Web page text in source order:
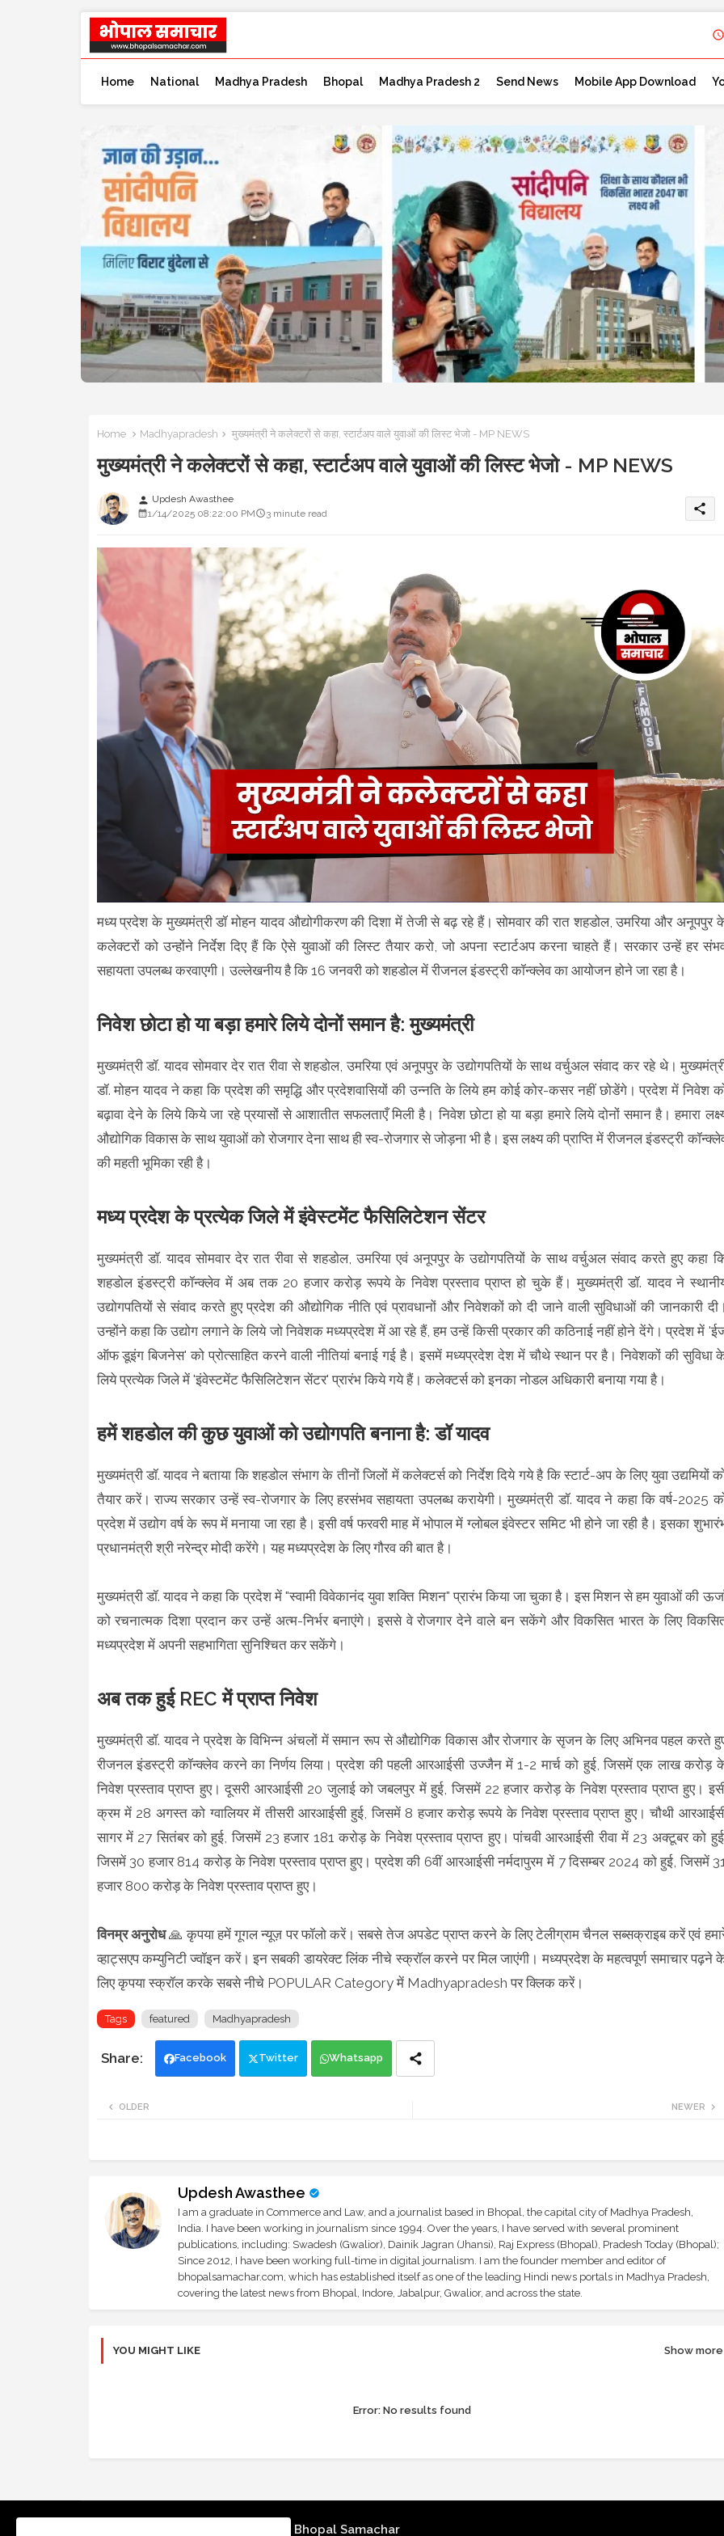
Home National Madhya Pradesh Bhopal Madhya Pradesh 2 Send News Mobile App Download
Home Madhyapradesh मुख्यमंत्री ने कलेक्टरों से कहा, स्टार्टअप वाले युवाओं की लिस्ट भेजो - MP NEWS
मुख्यमंत्री ने कलेक्टरों से कहा, स्टार्टअप वाले युवाओं की लिस्ट भेजो - MP NEWS
person Updesh Awasthee
1/14/2025 08:22:00 PM
3 minute read share
मध्य प्रदेश के मुख्यमंत्री डॉ मोहन यादव औद्योगीकरण की दिशा में तेजी से बढ़ रहे हैं। सोमवार की रात शहडोल, उमरिया और अनूपपुर
कलेक्टरों को उन्होंने निर्देश दिए हैं कि ऐसे युवाओं की लिस्ट तैयार करो, जो अपना स्टार्टअप करना चाहते हैं। सरकार उन्हें हर
सहायता उपलब्ध करवाएगी। उल्लेखनीय है कि 16 जनवरी को शहडोल में रीजनल इंडस्ट्री कॉन्क्लेव का आयोजन होने जा रहा है।
निवेश छोटा हो या बड़ा हमारे लिये दोनों समान है: मुख्यमंत्री
मुख्यमंत्री डॉ. यादव सोमवार देर रात रीवा से शहडोल, उमरिया एवं अनूपपुर के उद्योगपतियों के साथ वर्चुअल संवाद कर रहे थे।
डॉ. मोहन यादव ने कहा कि प्रदेश की समृद्धि और प्रदेशवासियों की उन्नति के लिये हम कोई कोर-कसर नहीं छोडेंगे। प्रदेश में निवेश
बढ़ावा देने के लिये किये जा रहे प्रयासों से आशातीत सफलताएँ मिली है। निवेश छोटा हो या बड़ा हमारे लिये दोनों समान है। हमारा
औद्योगिक विकास के साथ युवाओं को रोजगार देना साथ ही स्व-रोजगार से जोड़ना भी है। इस लक्ष्य की प्राप्ति में रीजनल इंडस्ट्री
की महती भूमिका रही है।
मध्य प्रदेश के प्रत्येक जिले में इंवेस्टमेंट फैसिलिटेशन सेंटर
मुख्यमंत्री डॉ. यादव सोमवार देर रात रीवा से शहडोल, उमरिया एवं अनूपपुर के उद्योगपतियों के साथ वर्चुअल संवाद करते हुए कहा
शहडोल इंडस्ट्री कॉन्क्लेव में अब तक 20 हजार करोड़ रूपये के निवेश प्रस्ताव प्राप्त हो चुके हैं। मुख्यमंत्री डॉ. यादव ने
उद्योगपतियों से संवाद करते हुए प्रदेश की औद्योगिक नीति एवं प्रावधानों और निवेशकों को दी जाने वाली सुविधाओं की जानकारी
उन्होंने कहा कि उद्योग लगाने के लिये जो निवेशक मध्यप्रदेश में आ रहे हैं, हम उन्हें किसी प्रकार की कठिनाई नहीं होने देंगे। प्रदेश में
ऑफ डूइंग बिजनेस' को प्रोत्साहित करने वाली नीतियां बनाई गई है। इसमें मध्यप्रदेश देश में चौथे स्थान पर है। निवेशकों की सुविधा
लिये प्रत्येक जिले में 'इंवेस्टमेंट फैसिलिटेशन सेंटर' प्रारंभ किये गये हैं। कलेक्टर्स को इनका नोडल अधिकारी बनाया गया है।
हमें शहडोल की कुछ युवाओं को उद्योगपति बनाना है: डॉ यादव
मुख्यमंत्री डॉ. यादव ने बताया कि शहडोल संभाग के तीनों जिलों में कलेक्टर्स को निर्देश दिये गये है कि स्टार्ट-अप के लिए युवा उद्यमियों
तैयार करें। राज्य सरकार उन्हें स्व-रोजगार के लिए हरसंभव सहायता उपलब्ध करायेगी। मुख्यमंत्री डॉ. यादव ने कहा कि वर्ष-2025
प्रदेश में उद्योग वर्ष के रूप में मनाया जा रहा है। इसी वर्ष फरवरी माह में भोपाल में ग्लोबल इंवेस्टर समिट भी होने जा रही है। इसका
प्रधानमंत्री श्री नरेन्द्र मोदी करेंगे। यह मध्यप्रदेश के लिए गौरव की बात है।
मुख्यमंत्री डॉ. यादव ने कहा कि प्रदेश में "स्वामी विवेकानंद युवा शक्ति मिशन" प्रारंभ किया जा चुका है। इस मिशन से हम युवाओं की
को रचनात्मक दिशा प्रदान कर उन्हें अत्म-निर्भर बनाएंगे। इससे वे रोजगार देने वाले बन सकेंगे और विकसित भारत के लिए
मध्यप्रदेश में अपनी सहभागिता सुनिश्चित कर सकेंगे।
अब तक हुई REC में प्राप्त निवेश
मुख्यमंत्री डॉ. यादव ने प्रदेश के विभिन्न अंचलों में समान रूप से औद्योगिक विकास और रोजगार के सृजन के लिए अभिनव पहल करते
रीजनल इंडस्ट्री कॉन्क्लेव करने का निर्णय लिया। प्रदेश की पहली आरआईसी उज्जैन में 1-2 मार्च को हुई, जिसमें एक लाख करोड़
निवेश प्रस्ताव प्राप्त हुए। दूसरी आरआईसी 20 जुलाई को जबलपुर में हुई, जिसमें 22 हजार करोड़ के निवेश प्रस्ताव प्राप्त हुए।
क्रम में 28 अगस्त को ग्वालियर में तीसरी आरआईसी हुई, जिसमें 8 हजार करोड़ रूपये के निवेश प्रस्ताव प्राप्त हुए। चौथी
सागर में 27 सितंबर को हुई, जिसमें 23 हजार 181 करोड़ के निवेश प्रस्ताव प्राप्त हुए। पांचवी आरआईसी रीवा में 23 अक्टूबर को
जिसमें 30 हजार 814 करोड़ के निवेश प्रस्ताव प्राप्त हुए। प्रदेश की 6वीं आरआईसी नर्मदापुरम में 7 दिसम्बर 2024 को हुई, जिसमें
हजार 800 करोड़ के निवेश प्रस्ताव प्राप्त हुए।
विनम्र अनुरोध🙏 कृपया हमें गूगल न्यूज़ पर फॉलो करें। सबसे तेज अपडेट प्राप्त करने के लिए टेलीग्राम चैनल सब्सक्राइब करें एवं
व्हाट्सएप कम्युनिटी ज्वॉइन करें। इन सबकी डायरेक्ट लिंक नीचे स्क्रॉल करने पर मिल जाएंगी। मध्यप्रदेश के महत्वपूर्ण समाचार पढ़ने
लिए कृपया स्क्रॉल करके सबसे नीचे POPULAR Category में Madhyapradesh पर क्लिक करें।
Tags featured Madhyapradesh
Facebook Twitter Whatsapp
NEWER
OLDER
Updesh Awasthee
I am a graduate in Commerce and Law, and a journalist based in Bhopal, the capital city of Madhya Pradesh,
India. I have been working in journalism since 1994. Over the years, I have served with several prominent
publications, including: Swadesh (Gwalior), Dainik Jagran (Jhansi), Raj Express (Bhopal), Pradesh Today (Bhopal);
Since 2012, I have been working full-time in digital journalism. I am the founder member and editor of
bhopalsamachar.com, which has established itself as one of the leading Hindi news portals in Madhya Pradesh,
covering the latest news from Bhopal, Indore, Jabalpur, Gwalior, and across the state.
YOU MIGHT LIKE Show more
Error:No results found
Bhopal Samachar